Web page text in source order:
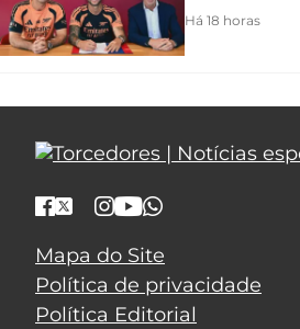
Há 18 horas
Mapa do Site
Política de privacidade
Política Editorial